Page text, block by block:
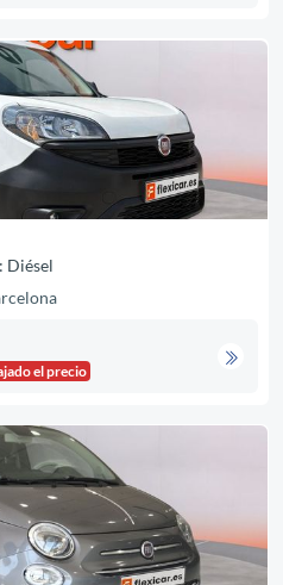
Diésel
el precio